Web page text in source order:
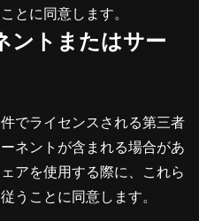
とに同意します。
ントまたはサー
でライセンスされる第三者
ネントが含まれる場合があ
アを使用する際に、これら
うことに同意します。